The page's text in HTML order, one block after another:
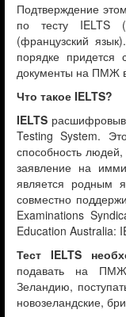
Подтверждение
по тесту IELTS
(французский
порядке придется
документы на ПМЖ
Что такое IELTS?
IELTS
Testing System.
способность
заявление на
является родным
совместно
Examinations
Education Australia:
Тест IELTS
подавать на
Зеландию,
новозеландские,